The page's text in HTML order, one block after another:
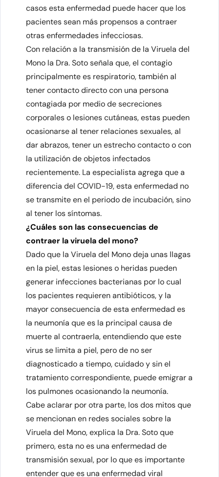
casos esta enfermedad puede hacer que los
pacientes sean más propensos a contraer
otras enfermedades infecciosas.
Con relación a la transmisión de la Viruela del
Mono la Dra. Soto señala que, el contagio
principalmente es respiratorio, también al
tener contacto directo con una persona
contagiada por medio de secreciones
corporales o lesiones cutáneas, estas pueden
ocasionarse al tener relaciones sexuales, al
dar abrazos, tener un estrecho contacto o con
la utilización de objetos infectados
recientemente. La especialista agrega que a
diferencia del COVID-19, esta enfermedad no
se transmite en el periodo de incubación, sino
al tener los síntomas.
¿Cuáles son las consecuencias de
contraer la viruela del mono?
Dado que la Viruela del Mono deja unas llagas
en la piel, estas lesiones o heridas pueden
generar infecciones bacterianas por lo cual
los pacientes requieren antibióticos, y la
mayor consecuencia de esta enfermedad es
la neumonía que es la principal causa de
muerte al contraerla, entendiendo que este
virus se limita a piel, pero de no ser
diagnosticado a tiempo, cuidado y sin el
tratamiento correspondiente, puede emigrar a
los pulmones ocasionando la neumonía.
Cabe aclarar por otra parte, los dos mitos que
se mencionan en redes sociales sobre la
Viruela del Mono, explica la Dra. Soto que
primero, esta no es una enfermedad de
transmisión sexual, por lo que es importante
entender que es una enfermedad viral